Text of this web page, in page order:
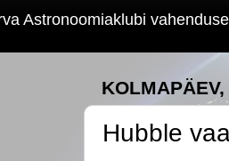
Astronoomiaklubi
Hubble